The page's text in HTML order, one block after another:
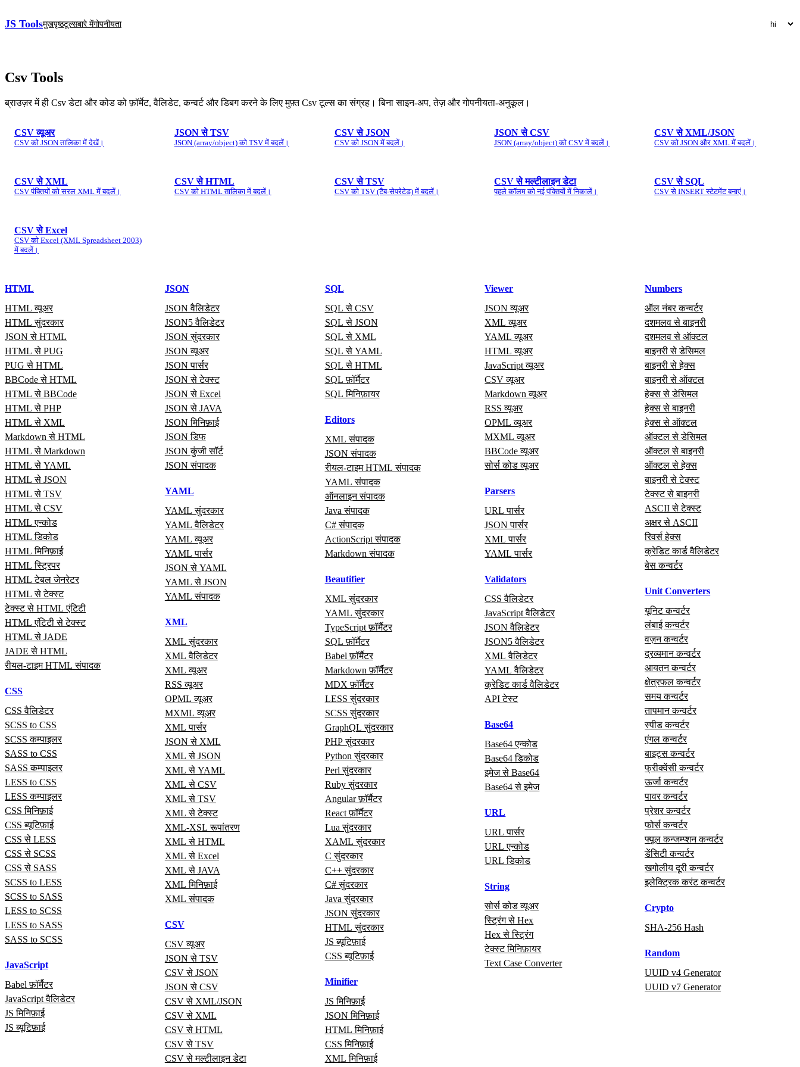
JS Toolsमुखपृष्ठटूल्सबारे मेंगोपनीयता
Csv Tools
ब्राउज़र में ही Csv डेटा और कोड को फ़ॉर्मेट, वैलिडेट, कन्वर्ट और डिबग करने के लिए मुफ़्त Csv टूल्स का संग्रह। बिना साइन‑अप, तेज़ और गोपनीयता‑अनुकूल।
CSV व्यूअर
CSV को JSON तालिका में देखें।
JSON से TSV
JSON (array/object) को TSV में बदलें।
CSV से JSON
CSV को JSON में बदलें।
JSON से CSV
JSON (array/object) को CSV में बदलें।
CSV से XML/JSON
CSV को JSON और XML में बदलें।
CSV से XML
CSV पंक्तियों को सरल XML में बदलें।
CSV से HTML
CSV को HTML तालिका में बदलें।
CSV से TSV
CSV को TSV (टैब‑सेपरेटेड) में बदलें।
CSV से मल्टीलाइन डेटा
पहले कॉलम को नई पंक्तियों में निकालें।
CSV से SQL
CSV से INSERT स्टेटमेंट बनाएं।
CSV से Excel
CSV को Excel (XML Spreadsheet 2003)
में बदलें।
HTML
HTML व्यूअर
HTML सुंदरकार
JSON से HTML
HTML से PUG
PUG से HTML
BBCode से HTML
HTML से BBCode
HTML से PHP
HTML से XML
Markdown से HTML
HTML से Markdown
HTML से YAML
HTML से JSON
HTML से TSV
HTML से CSV
HTML एन्कोड
HTML डिकोड
HTML मिनिफ़ाई
HTML स्ट्रिपर
HTML टेबल जेनरेटर
HTML से टेक्स्ट
टेक्स्ट से HTML एंटिटी
HTML एंटिटी से टेक्स्ट
HTML से JADE
JADE से HTML
रीयल‑टाइम HTML संपादक
CSS
CSS वैलिडेटर
SCSS to CSS
SCSS कम्पाइलर
SASS to CSS
SASS कम्पाइलर
LESS to CSS
LESS कम्पाइलर
CSS मिनिफ़ाई
CSS ब्यूटिफ़ाई
CSS से LESS
CSS से SCSS
CSS से SASS
SCSS to LESS
SCSS to SASS
LESS to SCSS
LESS to SASS
SASS to SCSS
JavaScript
Babel फ़ॉर्मैटर
JavaScript वैलिडेटर
JS मिनिफ़ाई
JS ब्यूटिफ़ाई
JSON
JSON वैलिडेटर
JSON5 वैलिडेटर
JSON सुंदरकार
JSON व्यूअर
JSON पार्सर
JSON से टेक्स्ट
JSON से Excel
JSON से JAVA
JSON मिनिफ़ाई
JSON डिफ
JSON कुंजी सॉर्ट
JSON संपादक
YAML
YAML सुंदरकार
YAML वैलिडेटर
YAML व्यूअर
YAML पार्सर
JSON से YAML
YAML से JSON
YAML संपादक
XML
XML सुंदरकार
XML वैलिडेटर
XML व्यूअर
RSS व्यूअर
OPML व्यूअर
MXML व्यूअर
XML पार्सर
JSON से XML
XML से JSON
XML से YAML
XML से CSV
XML से TSV
XML से टेक्स्ट
XML-XSL रूपांतरण
XML से HTML
XML से Excel
XML से JAVA
XML मिनिफ़ाई
XML संपादक
CSV
CSV व्यूअर
JSON से TSV
CSV से JSON
JSON से CSV
CSV से XML/JSON
CSV से XML
CSV से HTML
CSV से TSV
CSV से मल्टीलाइन डेटा
SQL
SQL से CSV
SQL से JSON
SQL से XML
SQL से YAML
SQL से HTML
SQL फ़ॉर्मैटर
SQL मिनिफ़ायर
Editors
XML संपादक
JSON संपादक
रीयल‑टाइम HTML संपादक
YAML संपादक
ऑनलाइन संपादक
Java संपादक
C# संपादक
ActionScript संपादक
Markdown संपादक
Beautifier
XML सुंदरकार
YAML सुंदरकार
TypeScript फ़ॉर्मैटर
SQL फ़ॉर्मैटर
Babel फ़ॉर्मैटर
Markdown फ़ॉर्मैटर
MDX फ़ॉर्मैटर
LESS सुंदरकार
SCSS सुंदरकार
GraphQL सुंदरकार
PHP सुंदरकार
Python सुंदरकार
Perl सुंदरकार
Ruby सुंदरकार
Angular फ़ॉर्मैटर
React फ़ॉर्मैटर
Lua सुंदरकार
XAML सुंदरकार
C सुंदरकार
C++ सुंदरकार
C# सुंदरकार
Java सुंदरकार
JSON सुंदरकार
HTML सुंदरकार
JS ब्यूटिफ़ाई
CSS ब्यूटिफ़ाई
Minifier
JS मिनिफ़ाई
JSON मिनिफ़ाई
HTML मिनिफ़ाई
CSS मिनिफ़ाई
XML मिनिफ़ाई
Viewer
JSON व्यूअर
XML व्यूअर
YAML व्यूअर
HTML व्यूअर
JavaScript व्यूअर
CSV व्यूअर
Markdown व्यूअर
RSS व्यूअर
OPML व्यूअर
MXML व्यूअर
BBCode व्यूअर
सोर्स कोड व्यूअर
Parsers
URL पार्सर
JSON पार्सर
XML पार्सर
YAML पार्सर
Validators
CSS वैलिडेटर
JavaScript वैलिडेटर
JSON वैलिडेटर
JSON5 वैलिडेटर
XML वैलिडेटर
YAML वैलिडेटर
क्रेडिट कार्ड वैलिडेटर
API टेस्ट
Base64
Base64 एन्कोड
Base64 डिकोड
इमेज से Base64
Base64 से इमेज
URL
URL पार्सर
URL एन्कोड
URL डिकोड
String
सोर्स कोड व्यूअर
स्ट्रिंग से Hex
Hex से स्ट्रिंग
टेक्स्ट मिनिफ़ायर
Text Case Converter
Numbers
ऑल नंबर कन्वर्टर
दशमलव से बाइनरी
दशमलव से ऑक्टल
बाइनरी से डेसिमल
बाइनरी से हेक्स
बाइनरी से ऑक्टल
हेक्स से डेसिमल
हेक्स से बाइनरी
हेक्स से ऑक्टल
ऑक्टल से डेसिमल
ऑक्टल से बाइनरी
ऑक्टल से हेक्स
बाइनरी से टेक्स्ट
टेक्स्ट से बाइनरी
ASCII से टेक्स्ट
अक्षर से ASCII
रिवर्स हेक्स
क्रेडिट कार्ड वैलिडेटर
बेस कन्वर्टर
Unit Converters
यूनिट कन्वर्टर
लंबाई कन्वर्टर
वज़न कन्वर्टर
द्रव्यमान कन्वर्टर
आयतन कन्वर्टर
क्षेत्रफल कन्वर्टर
समय कन्वर्टर
तापमान कन्वर्टर
स्पीड कन्वर्टर
एंगल कन्वर्टर
बाइट्स कन्वर्टर
फ्रीक्वेंसी कन्वर्टर
ऊर्जा कन्वर्टर
पावर कन्वर्टर
प्रेशर कन्वर्टर
फोर्स कन्वर्टर
फ्यूल कन्जम्प्शन कन्वर्टर
डेंसिटी कन्वर्टर
खगोलीय दूरी कन्वर्टर
इलेक्ट्रिक करंट कन्वर्टर
Crypto
SHA-256 Hash
Random
UUID v4 Generator
UUID v7 Generator